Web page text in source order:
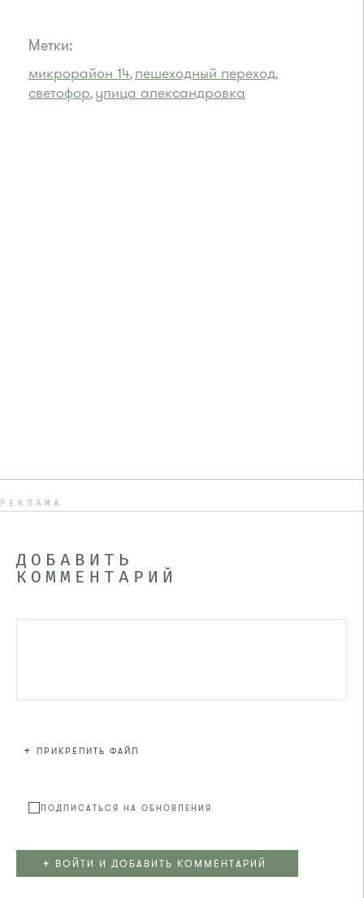
Метки:
микрорайон 14, пешеходный переход,
светофор, улица александровка
РЕКЛАМА
ДОБАВИТЬ
КОММЕНТАРИЙ
+ ПРИКРЕПИТЬ ФАЙЛ
ПОДПИСАТЬСЯ НА ОБНОВЛЕНИЯ
+ ВОЙТИ И ДОБАВИТЬ КОММЕНТАРИЙ